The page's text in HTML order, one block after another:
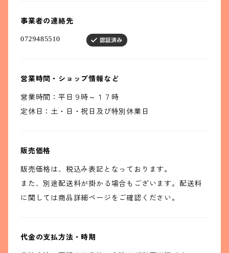
事業者の連絡先
営業時間・ショップ情報など
営業時間：平日９時～１７時
定休日：土・日・祝日及び特別休業日
販売価格
販売価格は、税込み表記となっております。
また、別途配送料が掛かる場合もございます。配送料
に関しては商品詳細ページをご確認ください。
代金の支払方法・時期